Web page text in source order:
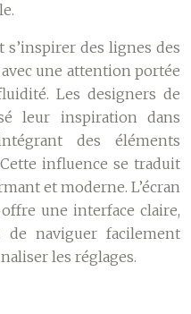
des lignes des
une attention portée
Les designers de
leur inspiration dans
des éléments
influence se traduit
et moderne. L’écran
une interface claire,
de naviguer facilement
les réglages.